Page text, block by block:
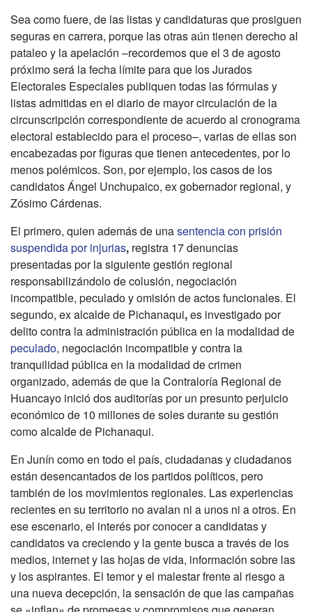
Sea como fuere, de las listas y candidaturas que prosiguen
seguras en carrera, porque las otras aún tienen derecho al
pataleo y la apelación –recordemos que el 3 de agosto
próximo será la fecha límite para que los Jurados
Electorales Especiales publiquen todas las fórmulas y
listas admitidas en el diario de mayor circulación de la
circunscripción correspondiente de acuerdo al cronograma
electoral establecido para el proceso–, varias de ellas son
encabezadas por figuras que tienen antecedentes, por lo
menos polémicos. Son, por ejemplo, los casos de los
candidatos Ángel Unchupaico, ex gobernador regional, y
Zósimo Cárdenas.
El primero, quien además de unasentencia con prisión
suspendida por injurias, registra 17 denuncias
presentadas por la siguiente gestión regional
responsabilizándolo de colusión, negociación
incompatible, peculado y omisión de actos funcionales. El
segundo, ex alcalde de Pichanaqui,es investigado por
delito contra la administración pública en la modalidad de
peculado, negociación incompatible y contra la
tranquilidad pública en la modalidad de crimen
organizado, además de que la Contraloría Regional de
Huancayo inició dos auditorías por un presunto perjuicio
económico de 10 millones de soles durante su gestión
como alcalde de Pichanaqui.
En Junín como en todo el país, ciudadanas y ciudadanos
están desencantados de los partidos políticos, pero
también de los movimientos regionales. Las experiencias
recientes en su territorio no avalan ni a unos ni a otros. En
ese escenario, el interés por conocer a candidatas y
candidatos va creciendo y la gente busca a través de los
medios, internet y las hojas de vida, información sobre las
y los aspirantes. El temor y el malestar frente al riesgo a
una nueva decepción, la sensación de que las campañas